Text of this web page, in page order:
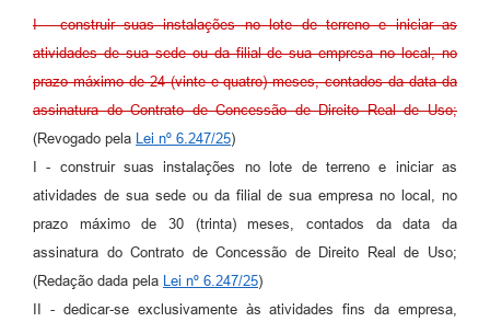
I - construir suas instalações no lote de terreno e iniciar as
atividades de sua sede ou da filial de sua empresa no local, no
prazo máximo de 24 (vinte e quatro) meses, contados da data da
assinatura do Contrato de Concessão de Direito Real de Uso;
(Revogado pela Lei nº 6.247/25)
I - construir suas instalações no lote de terreno e iniciar as
atividades de sua sede ou da filial de sua empresa no local, no
prazo máximo de 30 (trinta) meses, contados da data da
assinatura do Contrato de Concessão de Direito Real de Uso;
(Redação dada pela Lei nº 6.247/25)
II - dedicar-se exclusivamente às atividades fins da empresa,